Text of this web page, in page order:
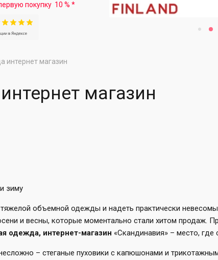
покупку 10 % *
интернет магазин
магазин
зиму
объемной одежды и надеть практически
и весны, которые моментально стали хитом продаж.
одежда, интернет-магазин «Скандинавия» – место, где
– стеганые пуховики с капюшонами и